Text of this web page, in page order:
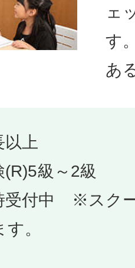
ェ
す
あ
以上
(R)5級～2級
受付中 ※スク
。